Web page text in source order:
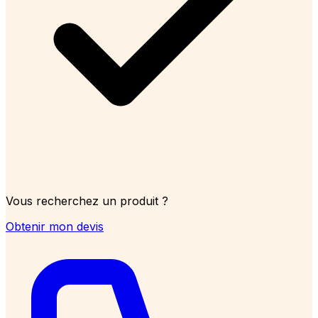
Vous recherchez un produit ?
Obtenir mon devis